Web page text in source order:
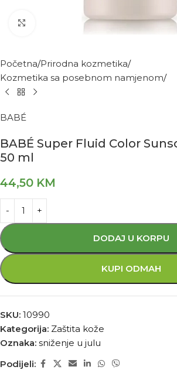
Kliknite za povećanje
Početna Prirodna kozmetika
Kozmetika sa posebnom namjenom
BABÉ
BABÉ Super Fluid Color
50 ml
44,50 KM
DODAJ U KORPU
KUPI ODMAH
SKU: 10990
Kategorija: Zaštita kože
Oznaka: sniženje u julu
Podijeli: